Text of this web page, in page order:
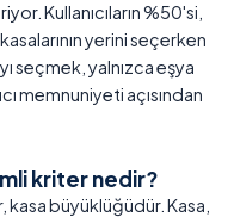
Kullanıcıların %50'si,
yerini seçerken
seçmek, yalnızca eşya
memnuniyeti açısından
kriter nedir?
büyüklüğüdür. Kasa,